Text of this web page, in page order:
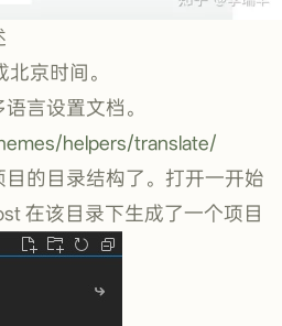
京时间。
言设置文档。
helpers/translate/
的目录结构了。打开一开始
在该目录下生成了一个项目